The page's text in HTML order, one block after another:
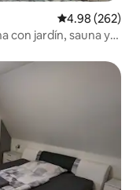
Calificación
4.98 (262)
con jardín, sauna y